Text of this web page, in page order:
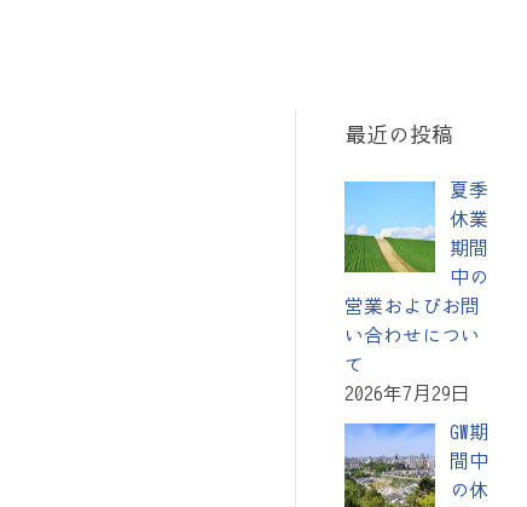
最近の投稿
夏季
休業
期間
中の
営業およびお問
い合わせについ
て
2026年7月29日
GW期
間中
の休